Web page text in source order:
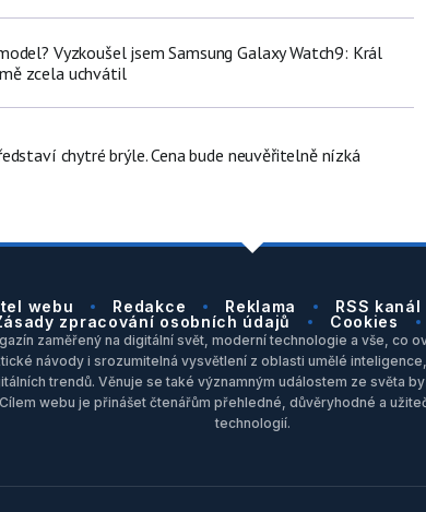
Vyzkoušel jsem Samsung Galaxy Watch9: Král
zcela uchvátil
chytré brýle. Cena bude neuvěřitelně nízká
webu Redakce Reklama RSS kanál
zpracování osobních údajů
Cookies
zaměřený na digitální svět, moderní technologie a vše, co
návody i srozumitelná vysvětlení z oblasti umělé
trendů. Věnuje se také významným událostem ze světa
webu je přinášet čtenářům přehledné, důvěryhodné a
technologií.